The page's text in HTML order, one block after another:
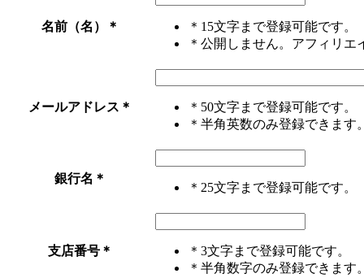
名前（名） ＊
＊15文字まで登録可能です。
＊公開しません。アフィリ
メールアドレス ＊
＊50文字まで登録可能です。
＊半角英数のみ登録できます
銀行名 ＊
＊25文字まで登録可能です。
支店番号 ＊
＊3文字まで登録可能です。
＊半角数字のみ登録できます